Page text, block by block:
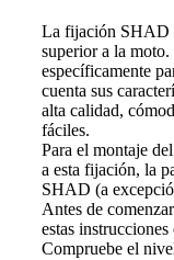
La fijación SHAD
superior a la moto.
específicamente
cuenta sus
alta calidad,
fáciles.
Para el montaje
a esta fijación, la
SHAD (a
Antes de
estas
Compruebe el